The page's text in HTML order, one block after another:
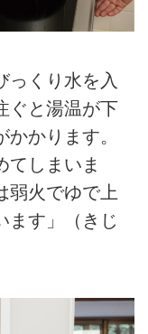
っくり水を入
ぐと湯温が下
かります。
てしまいま
弱火でゆで上
ます」（きじ